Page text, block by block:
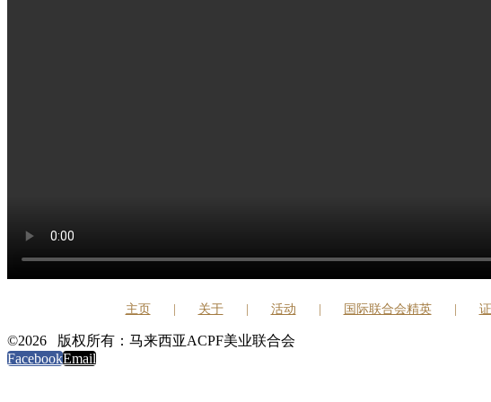
主页 关于 活动 国际联合会精英
©2026 版权所有：马来西亚ACPF美业联合会
FacebookEmail